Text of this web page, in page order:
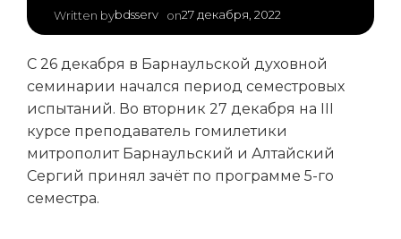
Written bybdsserv on27 декабря, 2022
С 26 декабря в Барнаульской духовной
семинарии начался период семестровых
испытаний. Во вторник 27 декабря на III
курсе преподаватель гомилетики
митрополит Барнаульский и Алтайский
Сергий принял зачёт по программе 5-го
семестра.